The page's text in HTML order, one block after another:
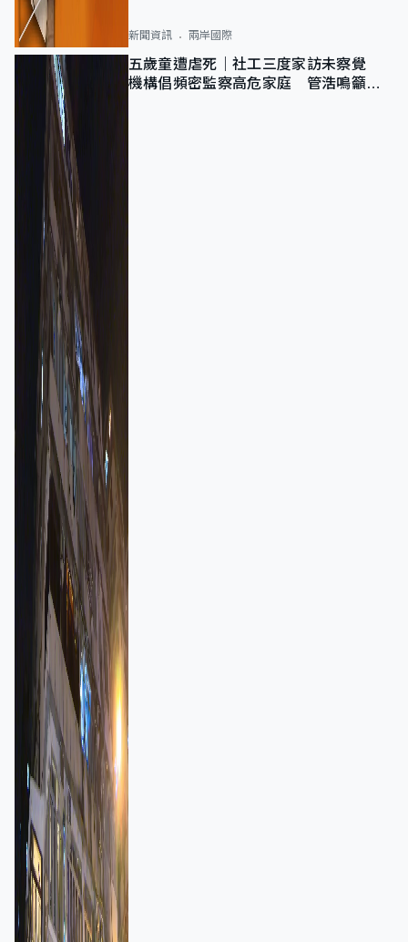
新聞資訊 兩岸國際
五歲童遭虐死｜社工三度家訪未察覺
機構倡頻密監察高危家庭 管浩鳴籲加